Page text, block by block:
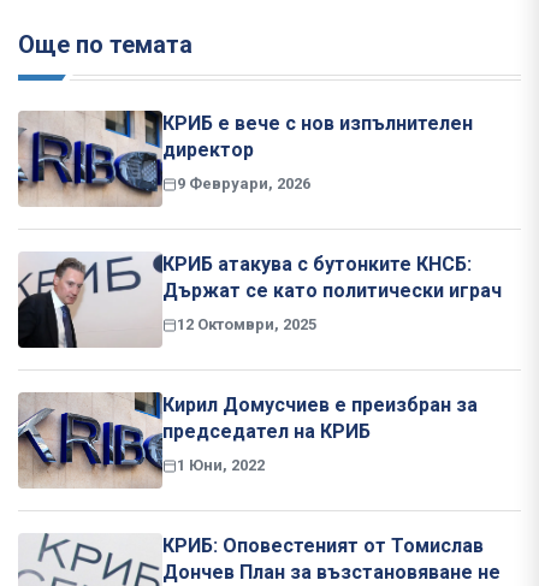
Още по темата
КРИБ е вече с нов изпълнителен
директор
9 Февруари, 2026
КРИБ атакува с бутонките КНСБ:
Държат се като политически играч
12 Октомври, 2025
Кирил Домусчиев е преизбран за
председател на КРИБ
1 Юни, 2022
КРИБ: Оповестеният от Томислав
Дончев План за възстановяване не